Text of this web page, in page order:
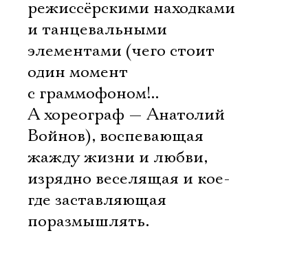
режиссёрскими находками
и танцевальными
элементами (чего стоит
один момент
с граммофоном!..
А хореограф — Анатолий
Войнов), воспевающая
жажду жизни и любви,
изрядно веселящая и кое-
где заставляющая
поразмышлять.